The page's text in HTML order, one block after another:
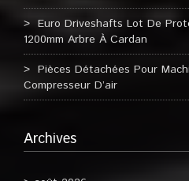
Euro Driveshafts Lot De
1200mm Arbre À Cardan
Pièces Détachées Pour
Compresseur D’air
Archives